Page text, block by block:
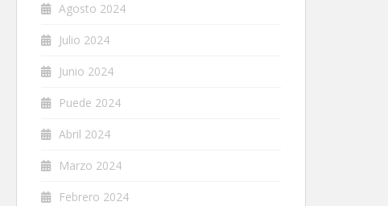
Agosto 2024
Julio 2024
Junio 2024
Puede 2024
Abril 2024
Marzo 2024
Febrero 2024